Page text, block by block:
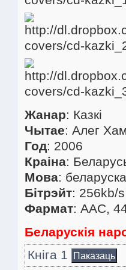
Жанар: Казкі
Чытае: Алег
Год: 2006
Краіна:
Мова:
Бітрэйт: 256kb/
Фармат: AAC,
Беларускія
Кніга 1
Паказаць